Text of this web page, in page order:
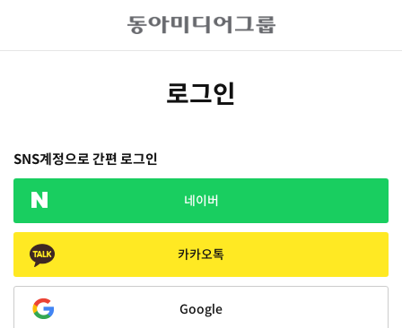
로그인
SNS계정으로 간편 로그인
네이버
카카오톡
Google